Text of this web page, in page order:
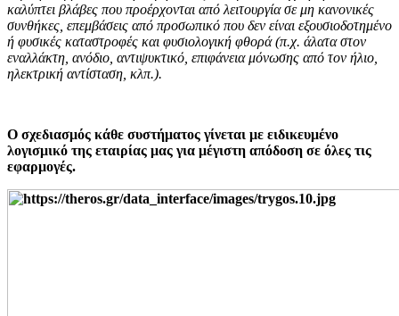
καλύπτει βλάβες που προέρχονται από λειτουργία σε μη κανονικές
συνθήκες, επεμβάσεις από προσωπικό που δεν είναι εξουσιοδοτημένο
ή φυσικές καταστροφές και φυσιολογική φθορά (π.χ. άλατα στον
εναλλάκτη ανόδιο, αντιψυκτικό, επιφάνεια μόνωσης από τον ήλιο,
ηλεκτρική αντίσταση , κλπ.).
Ο σχεδιασμός κάθε συστήματος γίνεται με ειδικευμένο
λογισμικό της εταιρίας μας για μέγιστη απόδοση σε όλες τις
εφαρμογές.